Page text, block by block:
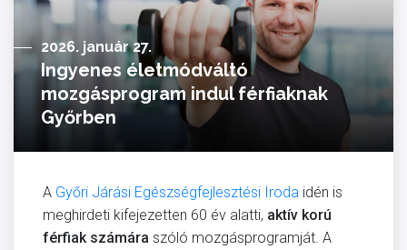
2026. január 27.
Ingyenes életmódváltó
mozgásprogram indul férfiaknak
Győrben
A Győri Járási Egészségfejlesztési Iroda idén is
meghirdeti kifejezetten 60 év alatti, aktív korú
férfiak számára szóló mozgásprogramját. A